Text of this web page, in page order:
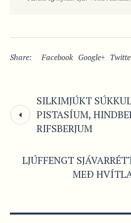
Share: Facebook Google+
SILKIMJÚKT
PISTASÍUM,
RIFSBERJUM
LJÚFFENGT
MEÐ